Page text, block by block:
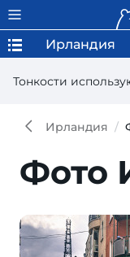
Тонкости
Ирландия
Ирландия
Фото